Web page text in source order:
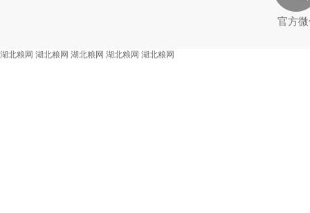
官方
湖北粮网 湖北粮网 湖北粮网 湖北粮网 湖北粮网